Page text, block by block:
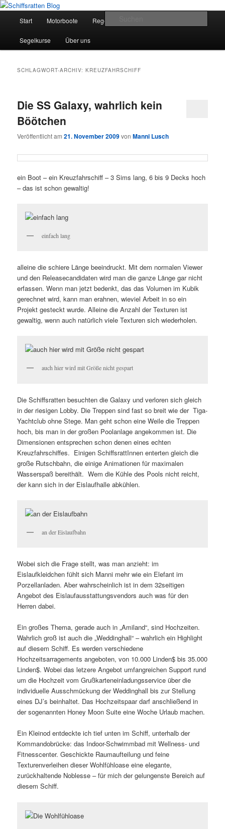
Zum
springen
Zum
springenSchiffsratten Blog
Segelsport in Second Life
Start Motorboote Regelkunde
Segelkurse Über uns
SCHLAGWORT-ARCHIV:KREUZFAHRSCHIFF
Die SS Galaxy, wahrlich kein
Böötchen
Veröffentlicht am21. November 2009vonManni Lusch
ein Boot – ein Kreuzfahrschiff – 3 Sims lang, 6 bis 9 Decks hoch
– das ist schon gewaltig!
einfach lang
alleine die schiere Länge beeindruckt. Mit dem normalen Viewer
und den Releasecandidaten wird man die ganze Länge gar nicht
erfassen. Wenn man jetzt bedenkt, das das Volumen im Kubik
gerechnet wird, kann man erahnen, wieviel Arbeit in so ein
Projekt gesteckt wurde. Alleine die Anzahl der Texturen ist
gewaltig, wenn auch natürlich viele Texturen sich wiederholen.
auch hier wird mit Größe nicht gespart
Die Schiffsratten besuchten die Galaxy und verloren sich gleich
in der riesigen Lobby. Die Treppen sind fast so breit wie der Tiga-
Yachtclub ohne Stege. Man geht schon eine Weile die Treppen
hoch, bis man in der großen Poolanlage angekommen ist. Die
Dimensionen entsprechen schon denen eines echten
Kreuzfahrschiffes. Einigen SchiffsrattInnen enterten gleich die
große Rutschbahn, die einige Animationen für maximalen
Wasserspaß bereithält. Wem die Kühle des Pools nicht reicht,
der kann sich in der Eislaufhalle abkühlen.
an der Eislaufbahn
Wobei sich die Frage stellt, was man anzieht: im
Eislaufkleidchen fühlt sich Manni mehr wie ein Elefant im
Porzellanladen. Aber wahrscheinlich ist in dem 32seitigen
Angebot des Eislaufausstattungsvendors auch was für den
Herren dabei.
Ein großes Thema, gerade auch in „Amiland“, sind Hochzeiten.
Wahrlich groß ist auch die „Weddinghall“ – wahrlich ein Highlight
auf diesem Schiff. Es werden verschiedene
Hochzeitsarragements angeboten, von 10.000 Linden$ bis 35.000
Linden$. Wobei das letzere Angebot umfangreichen Support rund
um die Hochzeit vom Grußkarteneinladungsservice über die
individuelle Ausschmückung der Weddinghall bis zur Stellung
eines DJ’s beinhaltet. Das Hochzeitspaar darf anschließend in
der sogenannten Honey Moon Suite eine Woche Urlaub machen.
Ein Kleinod entdeckte ich tief unten im Schiff, unterhalb der
Kommandobrücke: das Indoor-Schwimmbad mit Wellness- und
Fitnesscenter. Geschickte Raumaufteilung und feine
Texturenverleihen dieser Wohlfühloase eine elegante,
zurückhaltende Noblesse – für mich der gelungenste Bereich auf
diesem Schiff.